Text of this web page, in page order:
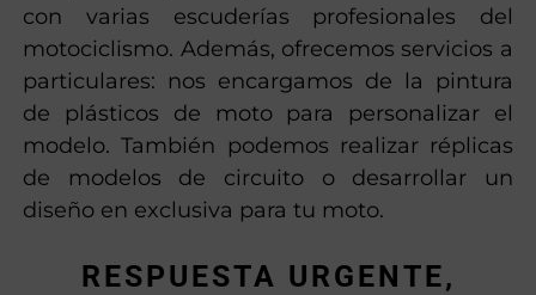
con varias escuderías profesionales del
motociclismo. Además, ofrecemos servicios a
particulares: nos encargamos de la pintura
de plásticos de moto para personalizar el
modelo. También podemos realizar réplicas
de modelos de circuito o desarrollar un
diseño en exclusiva para tu moto.
RESPUESTA URGENTE,